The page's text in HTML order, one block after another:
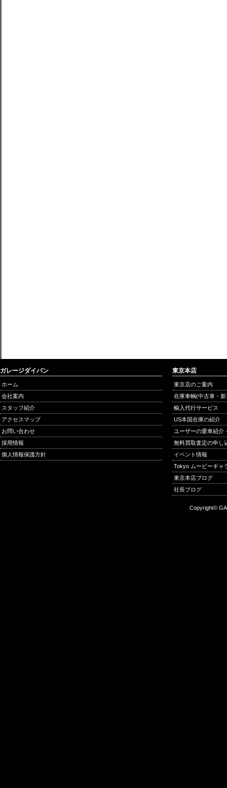
ガレージダイバン
ホーム
会社案内
スタッフ紹介
アクセスマップ
お問い合わせ
採用情報
個人情報保護方針
東京本店
東京店のご案内
在庫車輌(中古車・
輸入代行サービス
US本国在庫の紹介
ユーザーの愛車紹介
無料買取査定の申し
イベント情報
Tokyo ムービーギャ
東京本店ブログ
社長ブログ
Copyright©